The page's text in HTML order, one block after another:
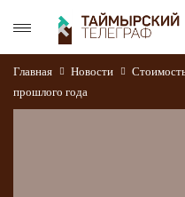
Главная Новости
прошлого года